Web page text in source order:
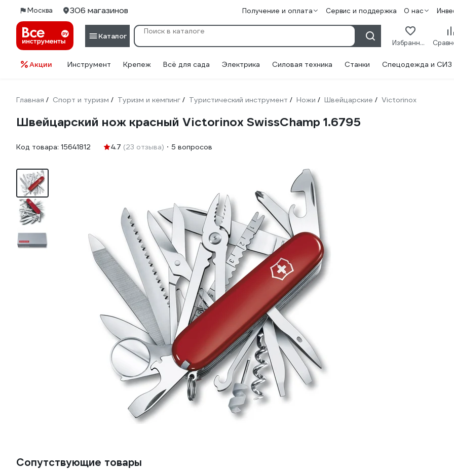
Москва 306 магазинов Получение и оплата Сервис и поддержка О нас
Каталог
Избранное
Акции Инструмент Крепеж Всё для сада Электрика Силовая техника Станки Спецодежда и СИЗ
Главная / Спорт и туризм / Туризм и кемпинг / Туристический инструмент / Ножи / Швейцарские / Victorinox
Швейцарский нож красный Victorinox SwissChamp 1.6795
Код товара: 15641812 4.7 (23 отзыва) 5 вопросов
Сопутствующие товары